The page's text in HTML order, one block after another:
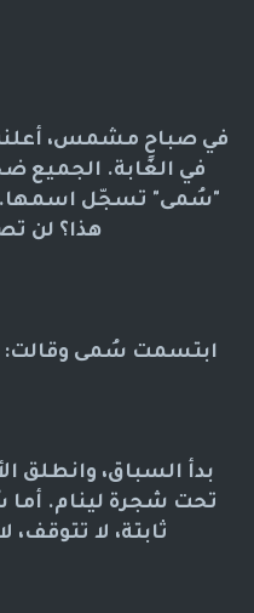
في صباحٍ مشمس،
في الغابة. الجميع
"سُمى" تسجّل اسمها.
هذا؟ لن
ابتسمت سُمى وقالت:
بدأ السباق، وانطلق
تحت شجرة لينام.
ثابتة، لا